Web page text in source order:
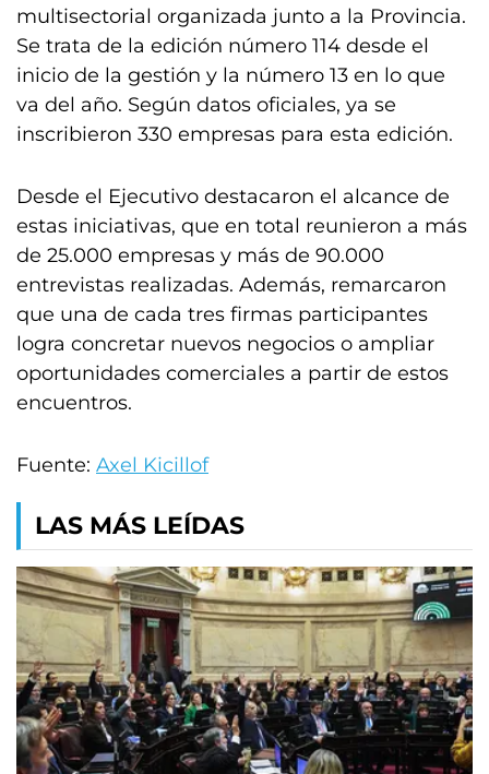
multisectorial organizada junto a la Provincia.
Se trata de la edición número 114 desde el
inicio de la gestión y la número 13 en lo que
va del año. Según datos oficiales, ya se
inscribieron 330 empresas para esta edición.
Desde el Ejecutivo destacaron el alcance de
estas iniciativas, que en total reunieron a más
de 25.000 empresas y más de 90.000
entrevistas realizadas. Además, remarcaron
que una de cada tres firmas participantes
logra concretar nuevos negocios o ampliar
oportunidades comerciales a partir de estos
encuentros.
Fuente: Axel Kicillof
LAS MÁS LEÍDAS